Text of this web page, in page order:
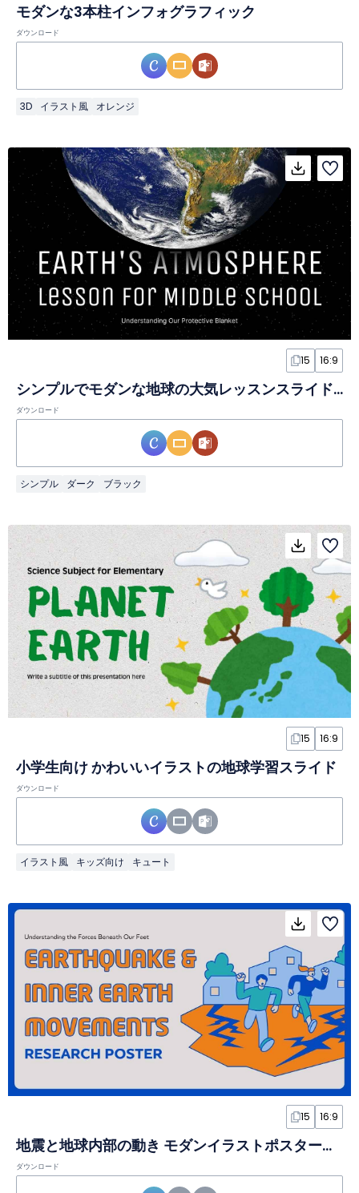
モダンな3本柱インフォグラフィック
ダウンロード
3D イラスト風 オレンジ
15 16:9
シンプルでモダンな地球の大気レッスンスライド（中学生向け）
ダウンロード
シンプル ダーク ブラック
15 16:9
小学生向け かわいいイラストの地球学習スライド
ダウンロード
イラスト風 キッズ向け キュート
15 16:9
地震と地球内部の動き モダンイラストポスタースライド
ダウンロード